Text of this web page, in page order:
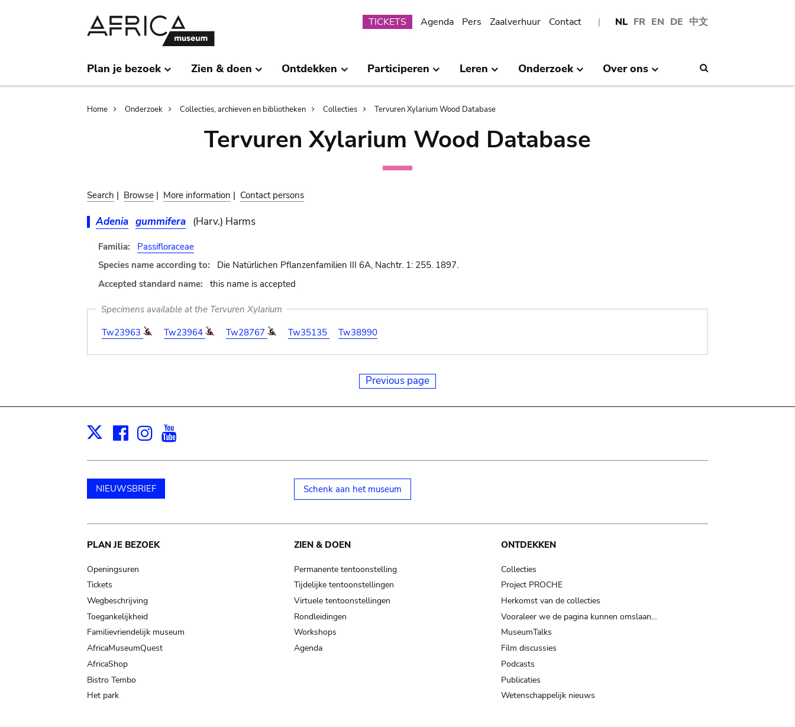
NL FR EN DE 中文
Submenu
TICKETS Agenda Pers Zaalverhuur Contact
Plan je bezoek Zien & doen Ontdekken Participeren Leren Onderzoek Over ons
Breadcrumb
Home Onderzoek Collecties, archieven en bibliotheken Collecties Tervuren Xylarium Wood Database
Tervuren Xylarium Wood Database
Search | Browse | More information | Contact persons
Adenia gummifera (Harv.) Harms
Familia:
Passifloraceae
Species name according to:
Die Natürlichen Pflanzenfamilien III 6A, Nachtr. 1: 255. 1897.
Accepted standard name:
this name is accepted
Specimens available at the Tervuren Xylarium
Tw23963
Tw23964 Tw28767 Tw35135 Tw38990
Previous page
X Facebook
Instagram
NIEUWSBRIEF Schenk aan het museum
Main
navigation
PLAN JE BEZOEK
Openingsuren
Tickets
Wegbeschrijving
Toegankelijkheid
Familievriendelijk museum
AfricaMuseumQuest
AfricaShop
Bistro Tembo
Het park
ZIEN & DOEN
Permanente tentoonstelling
Tijdelijke tentoonstellingen
Virtuele tentoonstellingen
Rondleidingen
Workshops
Agenda
ONTDEKKEN
Collecties
Project PROCHE
Herkomst van de collecties
Vooraleer we de pagina kunnen omslaan…
MuseumTalks
Film discussies
Podcasts
Publicaties
Wetenschappelijk nieuws